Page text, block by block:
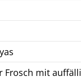
Frosch mit